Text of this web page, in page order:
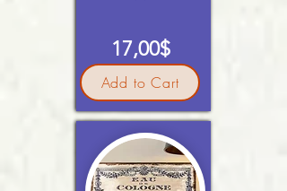
17,00$
Add to Cart